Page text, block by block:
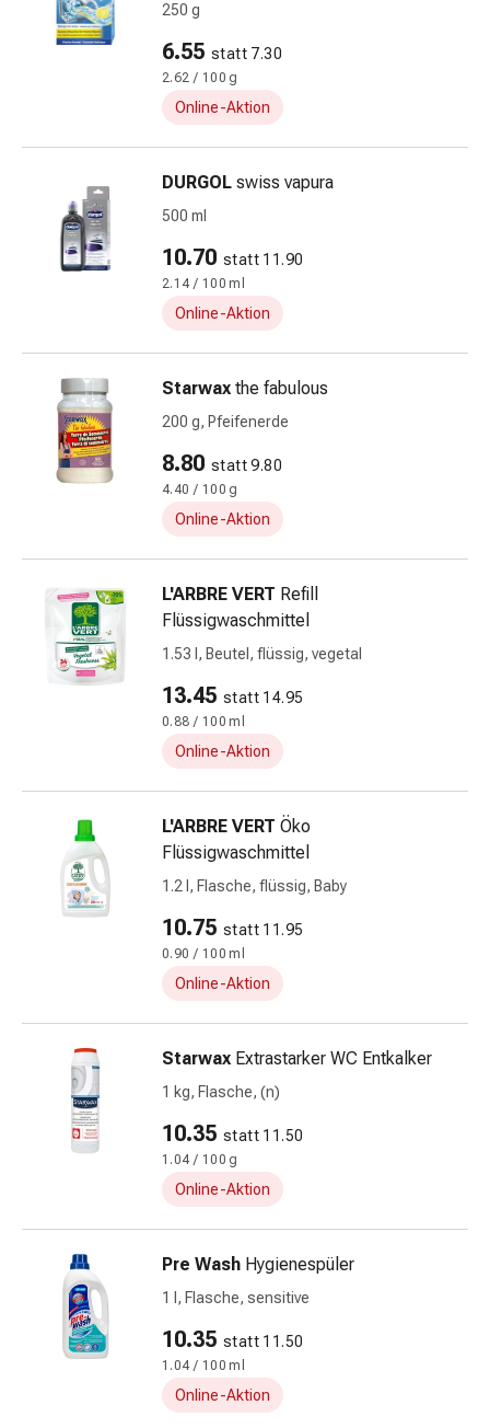
Muskel-
Gelenkschmerzen
Alternativtherapie
Schmerztherapie
Wärme
Alternativtherapie
Beruhigungsmittel
Stimmungsschwankungen
Schnarchen
Atemwege
Nasenmittel
Windpocken
Stoffwechsel
Osteoporose
Insektenschutz
Mückenschutz
Wurmmittel
Präparate
Zeckenpinzetten
Medikamente
Rezeptpflichtige
Medikamente
Intimbeschwerden
Menstruation
Wechseljahre
Scheideninfektionen
Vaginalgesundheit
&
Mineralstoffe
Mineralstoffe
Kombinationspräparate
Zahn-
250 g
6.55 statt 7.30
2.62 / 100 g
Online-Aktion
DURGOL swiss vapura
500 ml
10.70 statt 11.90
2.14 / 100 ml
Online-Aktion
Starwax the fabulous
200 g, Pfeifenerde
8.80 statt 9.80
4.40 / 100 g
Online-Aktion
L'ARBRE VERT Refill
Flüssigwaschmittel
1.53 l, Beutel, flüssig, vegetal
13.45 statt 14.95
0.88 / 100 ml
Online-Aktion
L'ARBRE VERT Öko
Flüssigwaschmittel
1.2 l, Flasche, flüssig, Baby
10.75 statt 11.95
0.90 / 100 ml
Online-Aktion
Starwax Extrastarker WC Entkalker
1 kg, Flasche, (n)
10.35 statt 11.50
1.04 / 100 g
Online-Aktion
Pre Wash Hygienespüler
1 l, Flasche, sensitive
10.35 statt 11.50
1.04 / 100 ml
Online-Aktion